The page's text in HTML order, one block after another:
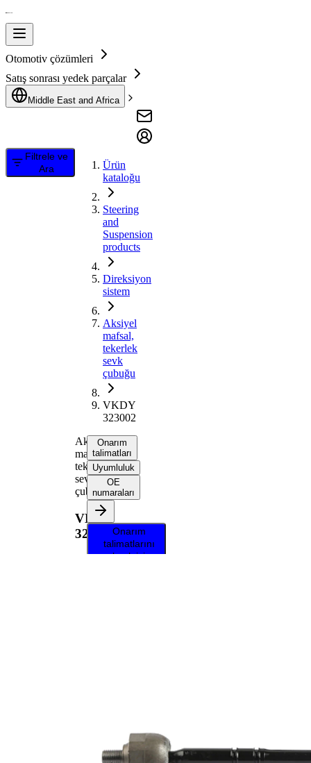
Otomotiv çözümleri
Satış sonrası yedek parçalar
Middle East and Africa
Filtrele ve
Ara
Ürün
kataloğu
Steering
and
Suspension
products
Direksiyon
sistem
Aksiyel
mafsal,
tekerlek
sevk
çubuğu
VKDY
323002
Aksiyel
mafsal,
tekerlek
sevk
çubuğu
VKDY
323002
Onarım
talimatları
Uyumluluk
OE
numaraları
Onarım
talimatlarını
almak için